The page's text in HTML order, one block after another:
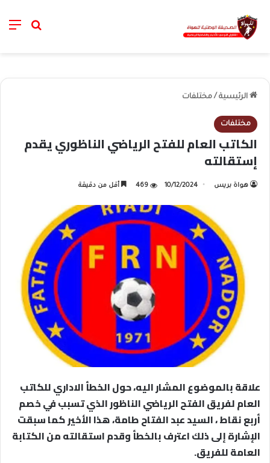
خانة
الرئيسية / مختلفات
مختلفات
الكاتب العام للفتح الرياضي الناظوري يقدم
إستقالته
هواة بريس 10/12/2024
469 أقل من دقيقة
علاقة بالموضوع المشار اليه، حول الخطأ الاداري للكاتب
العام لفريق الفتح الرياضي الناظور الذي تسبب في خصم
أربع نقاط ، السيد عبد الفتاح طامة، هذا الأخير كما سبقت
الإشارة إلى ذلك اعترف بالخطأ وقدم استقالته من الكتابة
العامة للفريق.